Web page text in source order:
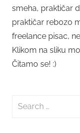
smeha, praktičar
praktičar rebozo
freelance pisac,
Klikom na sliku
Čitamo se! :)
Search